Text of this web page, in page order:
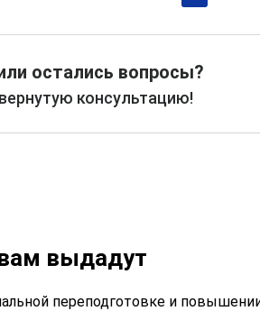
остались вопросы?
консультацию!
выдадут
переподготовке и